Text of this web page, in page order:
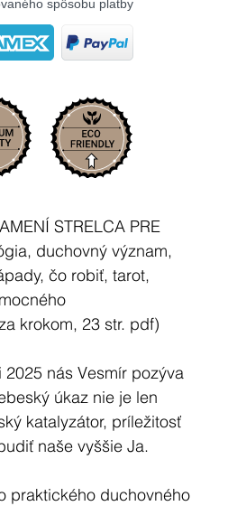
spôsobu platby
STRELCA PRE
duchovný význam,
čo robiť, tarot,
krokom, 23 str. pdf)
nás Vesmír pozýva
úkaz nie je len
katalyzátor, príležitosť
naše vyššie Ja.
praktického duchovného